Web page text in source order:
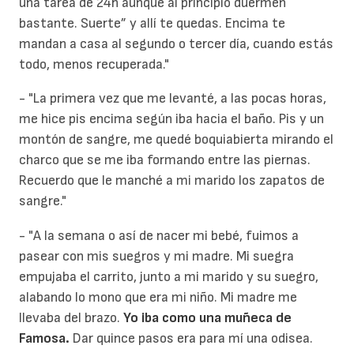
bastante. Suerte” y allí te quedas. Encima te
mandan a casa al segundo o tercer día, cuando estás
todo, menos recuperada."
- "La primera vez que me levanté, a las pocas horas,
me hice pis encima según iba hacia el baño. Pis y un
montón de sangre, me quedé boquiabierta mirando el
charco que se me iba formando entre las piernas.
Recuerdo que le manché a mi marido los zapatos de
sangre."
- "A la semana o así de nacer mi bebé, fuimos a
pasear con mis suegros y mi madre. Mi suegra
empujaba el carrito, junto a mi marido y su suegro,
alabando lo mono que era mi niño. Mi madre me
llevaba del brazo. Yo iba como una muñeca de
Famosa. Dar quince pasos era para mí una odisea.